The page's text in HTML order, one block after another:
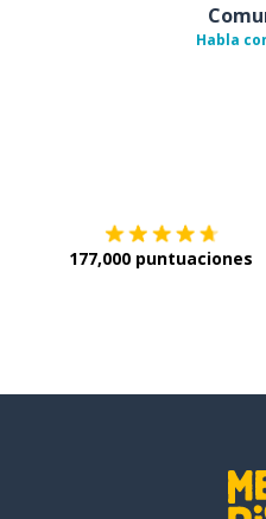
Habla
177,000 puntuaciones